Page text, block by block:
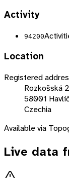
Activity
94200
Location
Registered
Rozkošská
58001
Czechia
Available via
Live data